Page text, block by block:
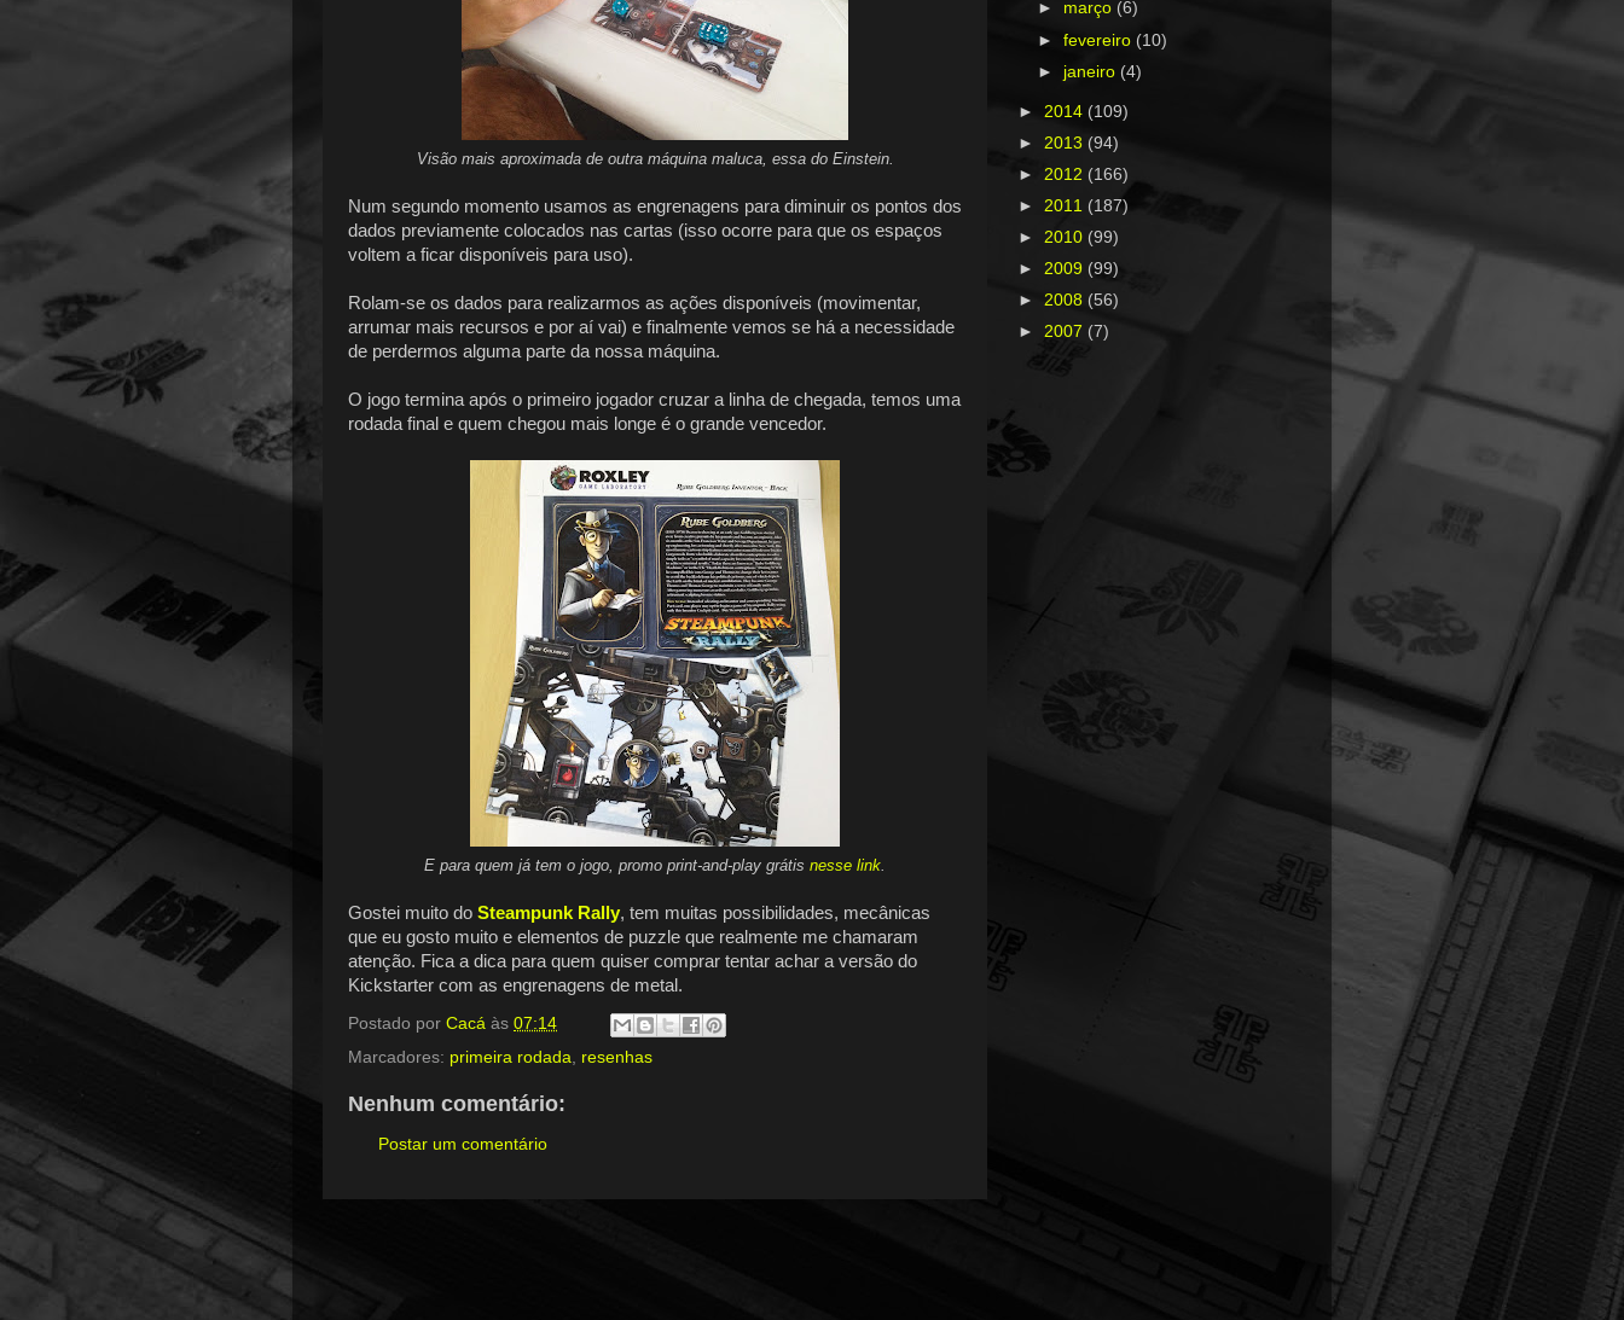
Visão mais aproximada de outra máquina maluca, essa do Einstein.
Num segundo momento usamos as engrenagens para diminuir os pontos dos
dados previamente colocados nas cartas (isso ocorre para que os espaços
voltem a ficar disponíveis para uso).
Rolam-se os dados para realizarmos as ações disponíveis (movimentar,
arrumar mais recursos e por aí vai) e finalmente vemos se há a necessidade
de perdermos alguma parte da nossa máquina.
O jogo termina após o primeiro jogador cruzar a linha de chegada, temos uma
rodada final e quem chegou mais longe é o grande vencedor.
E para quem já tem o jogo, promo print-and-play grátis nesse link
Gostei muito do Steampunk Rally, tem muitas possibilidades, mecânicas
que eu gosto muito e elementos de puzzle que realmente me chamaram
atenção. Fica a dica para quem quiser comprar tentar achar a versão do
Kickstarter com as engrenagens de metal.
Postado por Cacá às 07:14
Marcadores: primeira rodada, resenhas
Nenhum comentário:
Postar um comentário
► março (6)
►fevereiro (10)
► janeiro (4)
► 2014 (109)
► 2013 (94)
► 2012 (166)
► 2011 (187)
► 2010 (99)
► 2009 (99)
► 2008 (56)
► 2007 (7)